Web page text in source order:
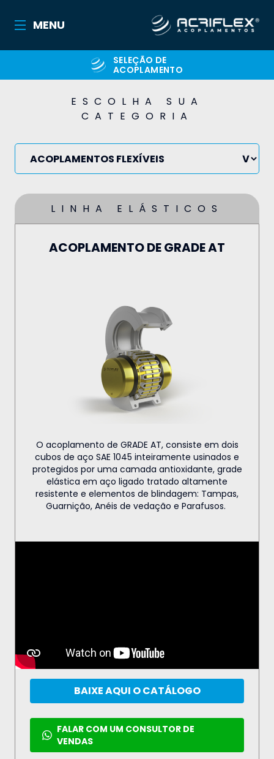
MENU
SELEÇÃO DE
ACOPLAMENTO
ESCOLHA SUA
CATEGORIA
LINHA ELÁSTICOS
ACOPLAMENTO DE GRADE AT
O acoplamento de GRADE AT, consiste em dois
cubos de aço SAE 1045 inteiramente usinados e
protegidos por uma camada antioxidante, grade
elástica em aço ligado tratado altamente
resistente e elementos de blindagem: Tampas,
Guarnição, Anéis de vedação e Parafusos.
BAIXE AQUI O CATÁLOGO
FALAR COM UM CONSULTOR DE
VENDAS